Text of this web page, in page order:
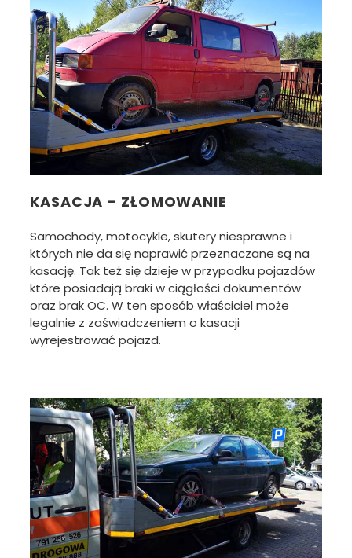
KASACJA – ZŁOMOWANIE
Samochody, motocykle, skutery niesprawne i
których nie da się naprawić przeznaczane są na
kasację. Tak też się dzieje w przypadku pojazdów
które posiadają braki w ciągłości dokumentów
oraz brak OC. W ten sposób właściciel może
legalnie z zaświadczeniem o kasacji
wyrejestrować pojazd.